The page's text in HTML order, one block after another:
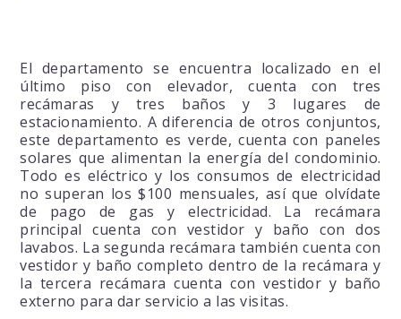
El departamento se encuentra localizado en el
último piso con elevador, cuenta con tres
recámaras y tres baños y 3 lugares de
estacionamiento. A diferencia de otros conjuntos,
este departamento es verde, cuenta con paneles
solares que alimentan la energía del condominio.
Todo es eléctrico y los consumos de electricidad
no superan los $100 mensuales, así que olvídate
de pago de gas y electricidad. La recámara
principal cuenta con vestidor y baño con dos
lavabos. La segunda recámara también cuenta con
vestidor y baño completo dentro de la recámara y
la tercera recámara cuenta con vestidor y baño
externo para dar servicio a las visitas.